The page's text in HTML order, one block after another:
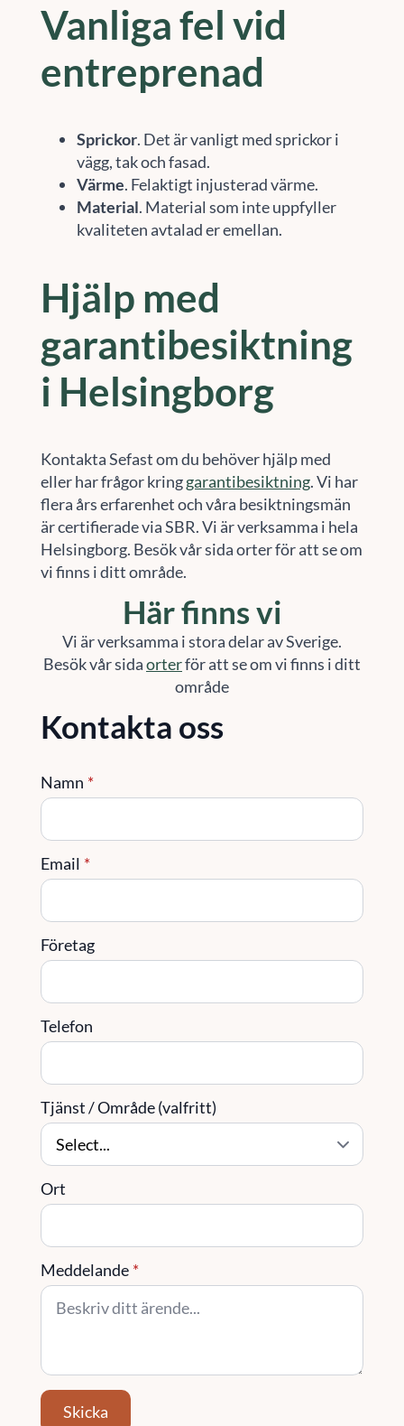
Vanliga fel vid
entreprenad
Sprickor. Det är vanligt med sprickor i
vägg, tak och fasad.
Värme. Felaktigt injusterad värme.
Material. Material som inte uppfyller
kvaliteten avtalad er emellan.
Hjälp med
garantibesiktning
i Helsingborg
Kontakta Sefast om du behöver hjälp med
eller har frågor kringgarantibesiktning. Vi har
flera års erfarenhet och våra besiktningsmän
är certifierade via SBR. Vi är verksamma i hela
Helsingborg. Besök vår sida orter för att se om
vi finns i ditt område.
Här finns vi
Vi är verksamma i stora delar av Sverige.
Besök vår sidaorterför att se om vi finns i ditt
område
Kontakta oss
Namn *
Email *
Företag
Telefon
Tjänst / Område (valfritt)
Ort
Meddelande *
Skicka